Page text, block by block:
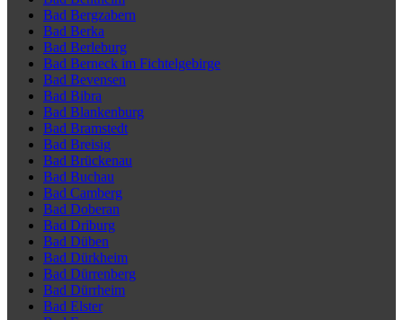
Bad Bergzabern
Bad Berka
Bad Berleburg
Bad Berneck im Fichtelgebirge
Bad Bevensen
Bad Bibra
Bad Blankenburg
Bad Bramstedt
Bad Breisig
Bad Brückenau
Bad Buchau
Bad Camberg
Bad Doberan
Bad Driburg
Bad Düben
Bad Dürkheim
Bad Dürrenberg
Bad Dürrheim
Bad Elster